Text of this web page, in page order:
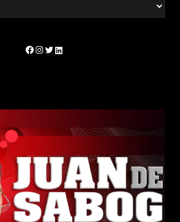
Facebook
Instagram
Twitter
LinkedIn